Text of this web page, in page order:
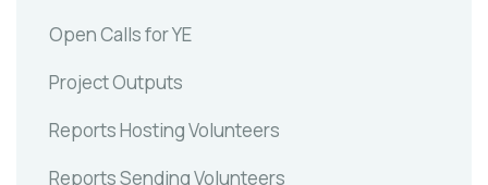
Open Calls for YE
Project Outputs
Reports Hosting Volunteers
Reports Sending Volunteers